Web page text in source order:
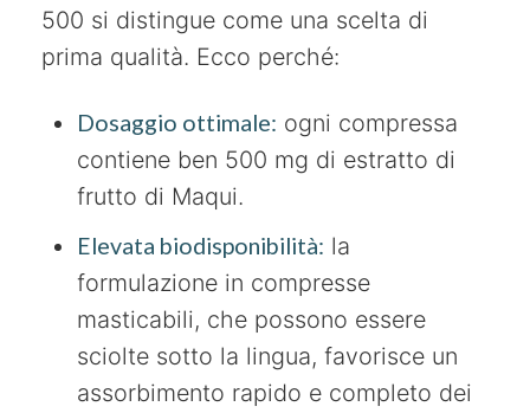
500 si distingue come una scelta di
prima qualità. Ecco perché:
Dosaggio ottimale: ogni compressa
contiene ben 500 mg di estratto di
frutto di Maqui.
Elevata biodisponibilità: la
formulazione in compresse
masticabili, che possono essere
sciolte sotto la lingua, favorisce un
assorbimento rapido e completo dei